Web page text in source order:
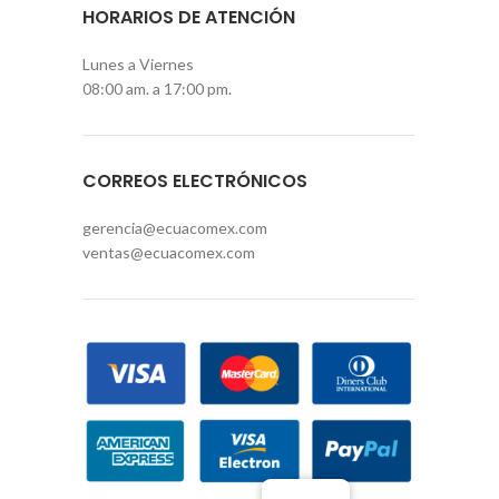
HORARIOS DE ATENCIÓN
Lunes a Viernes
08:00 am. a 17:00 pm.
CORREOS ELECTRÓNICOS
gerencia@ecuacomex.com
ventas@ecuacomex.com